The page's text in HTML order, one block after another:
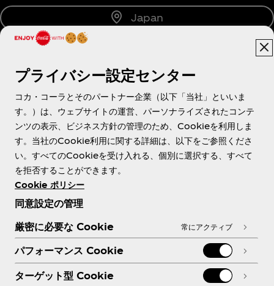
Japan
About us
Need help?
各種ポリシー
プライバシー設定センター
コカ・コーラとそのパートナー企業（以下「当社」といいま
す。）は、ウェブサイトの運営、パーソナライズされたコンテ
ンツの表示、ビジネス方針の管理のため、Cookieを利用しま
す。当社のCookie利用に関する詳細は、以下をご参照くださ
い。すべてのCookieを受け入れる、個別に選択する、すべて
を拒否することができます。
Cookie ポリシー
同意設定の管理
厳密に必要な Cookie
常にアクティブ
パフォーマンス Cookie
ターゲット型 Cookie